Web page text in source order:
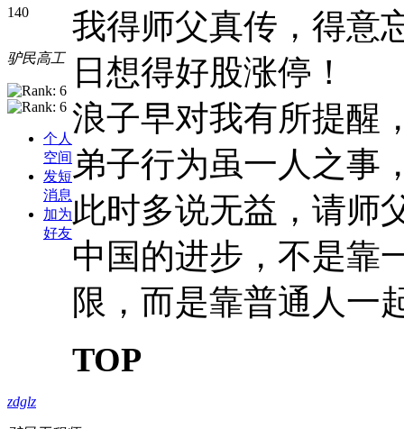
140
驴民高工
个人
空间
发短
消息
加为
好友
我得师父真传，得意
日想得好股涨停！
浪子早对我有所提醒
弟子行为虽一人之事
此时多说无益，请师
中国的进步，不是靠
限，而是靠普通人一
TOP
zdglz